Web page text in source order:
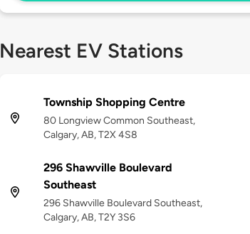
Nearest EV Stations
Township Shopping Centre
80 Longview Common Southeast,
Calgary, AB, T2X 4S8
296 Shawville Boulevard
Southeast
296 Shawville Boulevard Southeast,
Calgary, AB, T2Y 3S6